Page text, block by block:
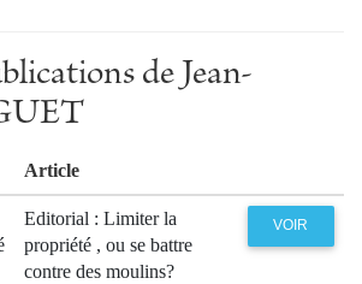
de Jean-
Article
Editorial : Limiter la
propriété , ou se battre
contre des moulins?
VOIR